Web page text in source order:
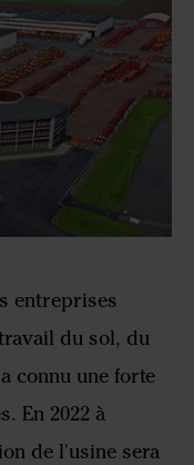
entreprises
du sol, du
connu une forte
En 2022 à
de l'usine sera